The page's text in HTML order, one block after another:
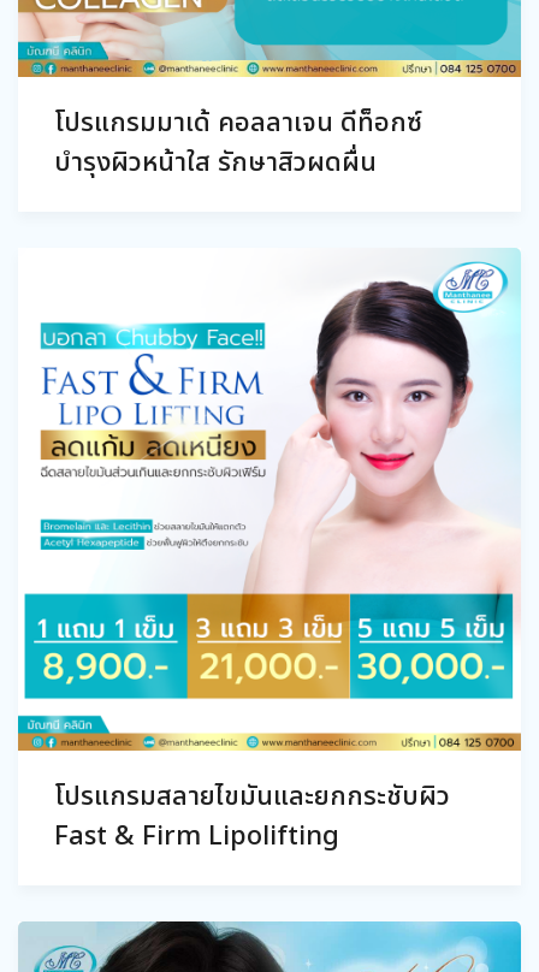
โปรแกรมมาเด้ คอลลาเจน ดีท็อกซ์
บำรุงผิวหน้าใส รักษาสิวผดผื่น
โปรแกรมสลายไขมันและยกกระชับผิว
Fast & Firm Lipolifting